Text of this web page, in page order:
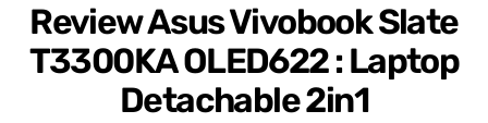
Review Asus Vivobook Slate
T3300KA OLED622 : Laptop
Detachable 2in1